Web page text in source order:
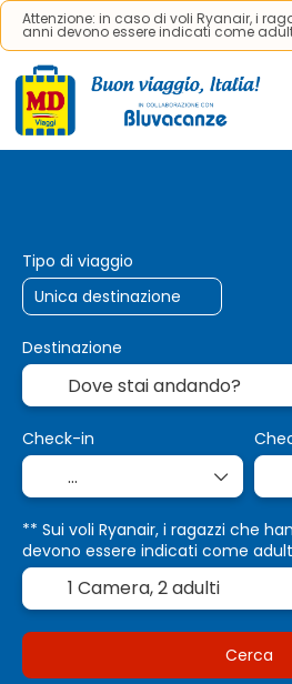
Attenzione: in caso di voli Ryanair, i
anni devono essere indicati come
Tipo di viaggio
Destinazione
Check-in
** Sui voli Ryanair, i ragazzi che
devono essere indicati come
1 Camera,2 adulti
Cerca